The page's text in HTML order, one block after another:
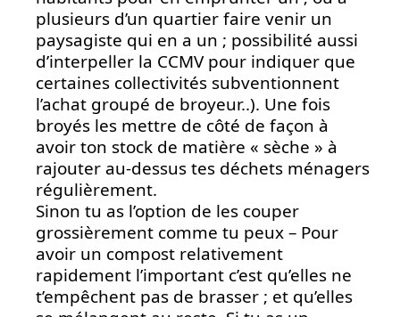
plusieurs d’un quartier faire venir un
paysagiste qui en a un ; possibilité aussi
d’interpeller la CCMV pour indiquer que
certaines collectivités subventionnent
l’achat groupé de broyeur..). Une fois
broyés les mettre de côté de façon à
avoir ton stock de matière « sèche » à
rajouter au-dessus tes déchets ménagers
régulièrement.
Sinon tu as l’option de les couper
grossièrement comme tu peux – Pour
avoir un compost relativement
rapidement l’important c’est qu’elles ne
t’empêchent pas de brasser ; et qu’elles